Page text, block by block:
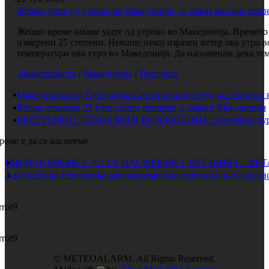
Жешко уште од утрово во Македонија, се мерат високи
Жешко време имаме уште од утрово во Македонија. Времето
измерени 25 степени. Немаше некој изразен ветер ова
температури ова утро во Македонија. Да напоменам дека
Занимливости / Македонија / Прогноза
Македонија под Суптропски антициклон, пред нас тропски
Вчера, вторник 23 јуни силно невреме ја зафати Македонија
ЕКСТРЕМНО ТОПОЛ БРАН ВО ФРАНЦИЈА: Измерени дури
е да се насмееме
(ВИДЕО) ВРЕМЕ Е ДА СЕ НАСМЕЕМЕ: СНЕГ ШИБА –
Австралиска телевизија давала временска прогноза на
© METEOALARM. All Rights Reserved.